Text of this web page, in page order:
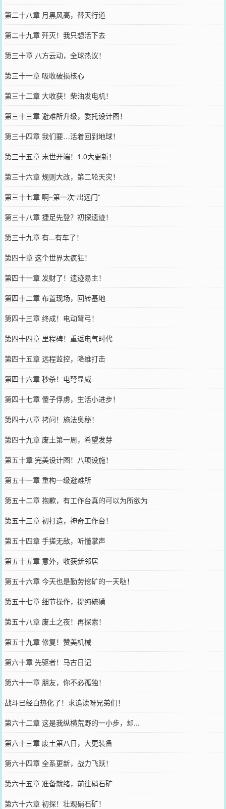
第二十八章 月黑风高，替天行道
第二十九章 歼灭！我只想活下去
第三十章 八方云动，全球热议！
第三十一章 吸收破损核心
第三十二章 大收获！柴油发电机！
第三十三章 避难所升级，委托设计图！
第三十四章 我们要…活着回到地球！
第三十五章 末世开端！1.0大更新！
第三十六章 规则大改，第二轮天灾！
第三十七章 啊~第一次“出远门”
第三十八章 捷足先登？初探遗迹！
第三十九章 有...有车了！
第四十章 这个世界太疯狂！
第四十一章 发财了！遗迹易主！
第四十二章 布置现场，回转基地
第四十三章 终成！电动弩弓！
第四十四章 里程碑！重返电气时代
第四十五章 远程监控，降维打击
第四十六章 秒杀！电弩显威
第四十七章 傻子俘虏，生活小进步！
第四十八章 拷问！施法奥秘！
第四十九章 废土第一周，希望发芽
第五十章 完美设计图！八项设施！
第五十一章 重构一级避难所
第五十二章 抱歉，有工作台真的可以为所欲为
第五十三章 初打造，神奇工作台！
第五十四章 手搓无敌，听懂掌声
第五十五章 意外，收获新邻居
第五十六章 今天也是勤劳挖矿的一天哒！
第五十七章 细节操作，提纯硫磺
第五十八章 废土之夜！再探索！
第五十九章 修复！赞美机械
第六十章 先驱者！马古日记
第六十一章 朋友，你不必孤独！
战斗已经白热化了！求追读呀兄弟们！
第六十二章 这是我纵横荒野的一小步，却...
第六十三章 废土第八日，大更装备
第六十四章 全系更新，战力飞跃！
第六十五章 准备就绪，前往硝石矿
第六十六章 初探！壮观硝石矿！